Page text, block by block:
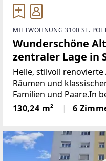
MIETWOHNUNG 3100 ST.
Wunderschöne
zentraler Lage in
Helle, stilvoll
Räumen und
Familien und Paare.In
befindet sich diese
Altbauwohnung mit ca.
130,24 m² 6